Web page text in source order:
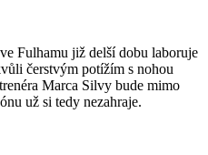
Fulhamu již delší dobu laboruje
čerstvým potížím s nohou
Marca Silvy bude mimo
už si tedy nezahraje.